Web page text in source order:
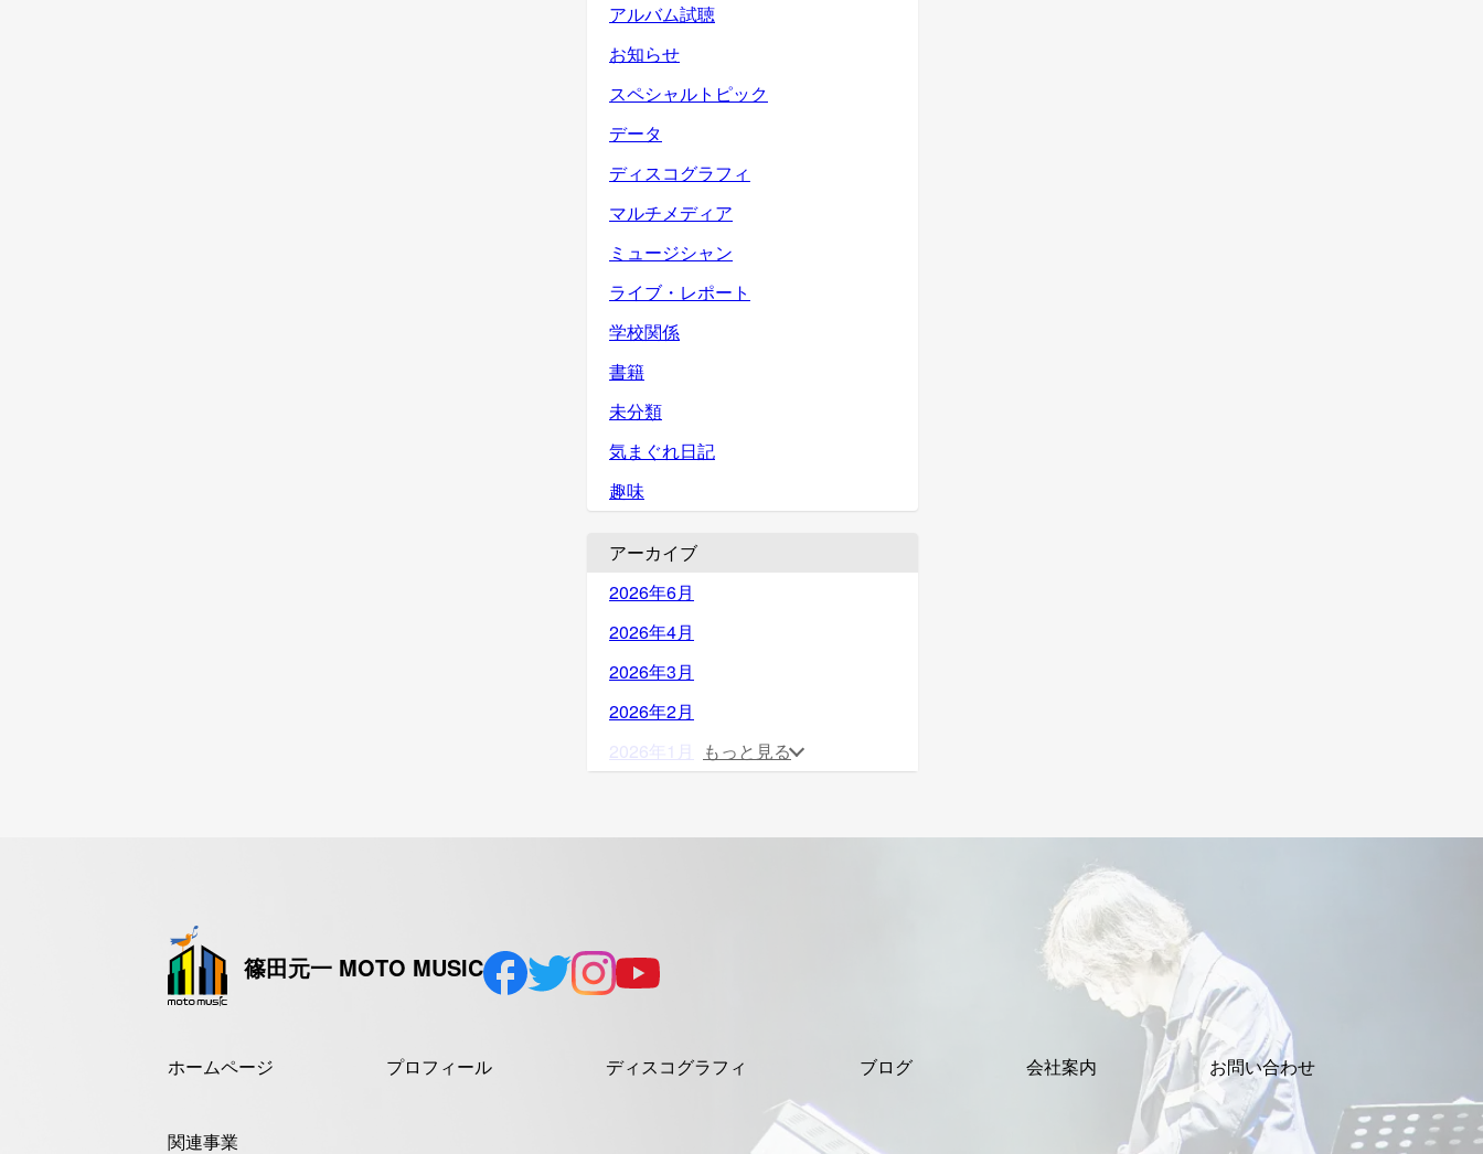
アルバム試聴
お知らせ
スペシャルトピック
データ
ディスコグラフィ
マルチメディア
ミュージシャン
ライブ・レポート
学校関係
書籍
未分類
気まぐれ日記
趣味
アーカイブ
2026年6月
2026年4月
2026年3月
2026年2月
2026年1月
2025年8月
2025年7月
2025年5月
もっと見る
篠田元一 MOTO MUSIC
ホームページ プロフィール ディスコグラフィ ブログ 会社案内 お問い合わせ
関連事業